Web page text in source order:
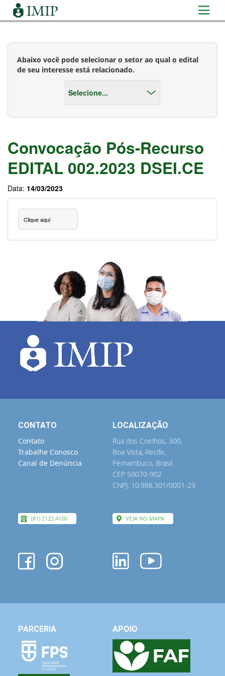
Abaixo você pode selecionar o setor ao qual o edital
de seu interesse está relacionado.
Convocação Pós-Recurso
EDITAL 002.2023 DSEI.CE
Data: 14/03/2023
Clique aqui
CONTATO
Contato
Trabalhe Conosco
Canal de Denúncia
(81) 2122.4100
LOCALIZAÇÃO
Rua dos Coelhos, 300,
Boa Vista, Recife,
Pernambuco, Brasil
CEP 50070-902
CNPJ: 10.988.301/0001-29
VEJA NO MAPA
PARCERIA APOIO